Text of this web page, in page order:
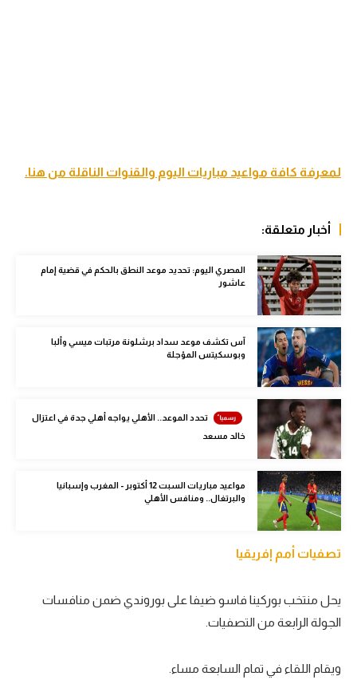
الدوري الإنجليزي
الدوري الإسباني
دوري أبطال أوروبا
رياضات أخرى
أمم إفريقيا
كرة السلة الأمريكية
كرة سلة
كرة يد
كرة طائرة
الوطن العربي
رياضة نسائية
أمريكا
لمعرفة كافة مواعيد مباريات اليوم والقنوات الناقلة من هنا.
أخبار متعلقة:
المصري اليوم: تحديد موعد النطق بالحكم في قضية إمام
عاشور
آس تكشف موعد سداد برشلونة مرتبات ميسي وألبا
وبوسكيتس المؤجلة
تحدد الموعد.. الأهلي يواجه أهلي جدة في اعتزال
خالد مسعد
مواعيد مباريات السبت 12 أكتوبر - المغرب وإسبانيا
والبرتغال.. ومنافس الأهلي
تصفيات أمم إفريقيا
يحل منتخب بوركينا فاسو ضيفا على بوروندي ضمن منافسات
الجولة الرابعة من التصفيات.
ويقام اللقاء في تمام السابعة مساء.